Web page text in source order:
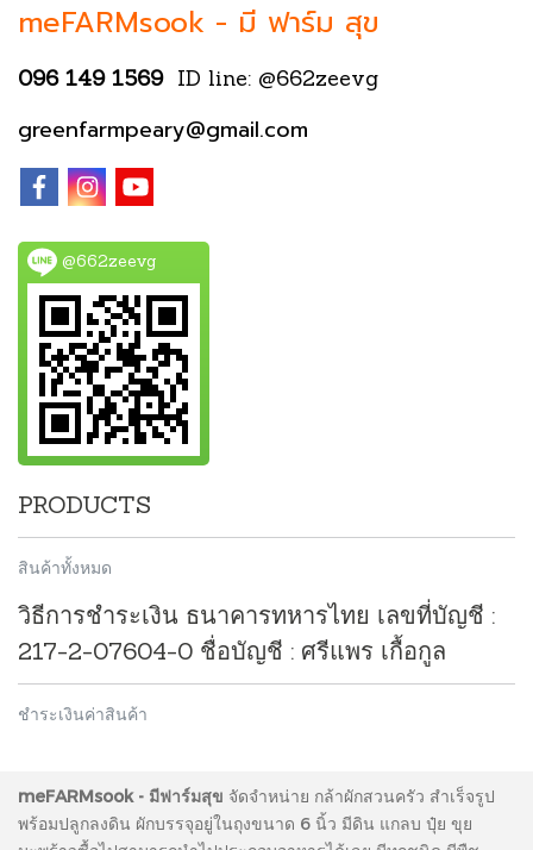
meFARMsook - มี ฟาร์ม สุข
096 149 1569 ID line: @662zeevg
greenfarmpeary@gmail.com
@662zeevg
PRODUCTS
สินค้าทั้งหมด
วิธีการชำระเงิน ธนาคารทหารไทย เลขที่บัญชี :
217-2-07604-0 ชื่อบัญชี : ศรีแพร เกื้อกูล
ชำระเงินค่าสินค้า
meFARMsook - มีฟาร์มสุข จัดจำหน่าย กล้าผักสวนครัว สำเร็จรูป
พร้อมปลูกลงดิน ผักบรรจุอยู่ในถุงขนาด 6 นิ้ว มีดิน แกลบ ปุ๋ย ขุย